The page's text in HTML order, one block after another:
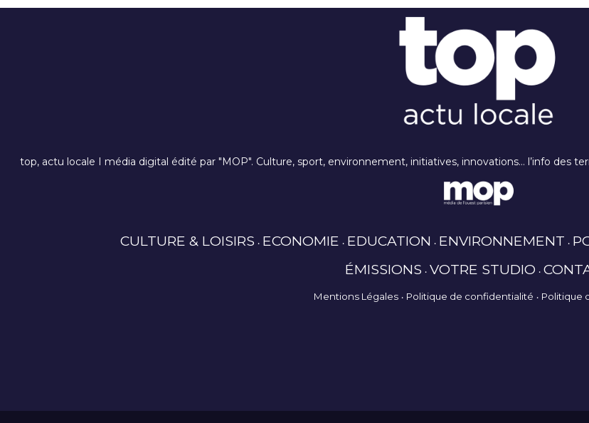
top, actu locale I média digital édité par "MOP". Culture, sport, environnement, initiatives, innovations… l’info des
CULTURE & LOISIRS ECONOMIE EDUCATION ENVIRONNEMENT
ÉMISSIONS VOTRE STUDIO
Mentions Légales Politique de confidentialité Politique